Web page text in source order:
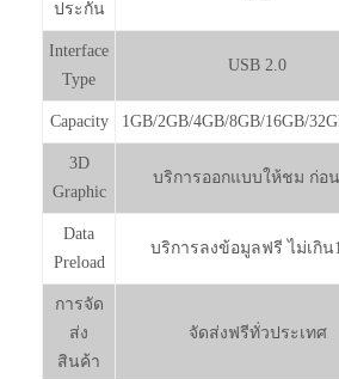
ประกัน
Interface
Type
USB 2.0
Capacity 1GB/2GB/4GB/8GB/16GB/
3D
Graphic
บริการออกแบบให้ชม ก่อ
Data
Preload
บริการลงข้อมูลฟรี ไม่เกิน
การจัด
ส่ง
สินค้า
จัดส่งฟรีทั่วประเทศ